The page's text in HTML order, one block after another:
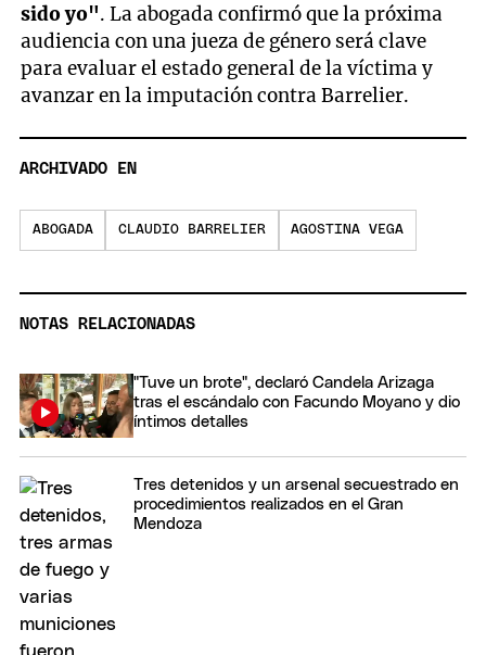
sido yo". La abogada confirmó que la próxima
audiencia con una jueza de género será clave
para evaluar el estado general de la víctima y
avanzar en la imputación contra Barrelier.
ARCHIVADO EN
ABOGADA CLAUDIO BARRELIER AGOSTINA VEGA
NOTAS RELACIONADAS
"Tuve un brote", declaró Candela Arizaga
tras el escándalo con Facundo Moyano y dio
íntimos detalles
Tres detenidos y un arsenal secuestrado en
procedimientos realizados en el Gran
Mendoza